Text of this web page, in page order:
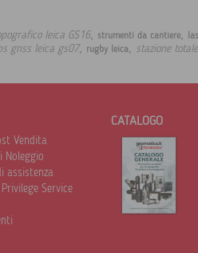
leica GS16, strumenti da cantiere,
gnss leica gs07, rugby leica, stazione
Vendita
Noleggio
assistenza
Privilege Service
CATALOGO